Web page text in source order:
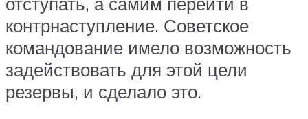
контрнаступление. Советское
командование имело возможность
задействовать для этой цели
резервы, и сделало это.